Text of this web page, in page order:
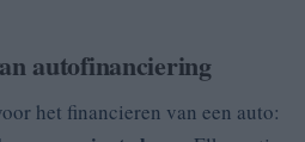
autofinanciering
het financieren van een auto: